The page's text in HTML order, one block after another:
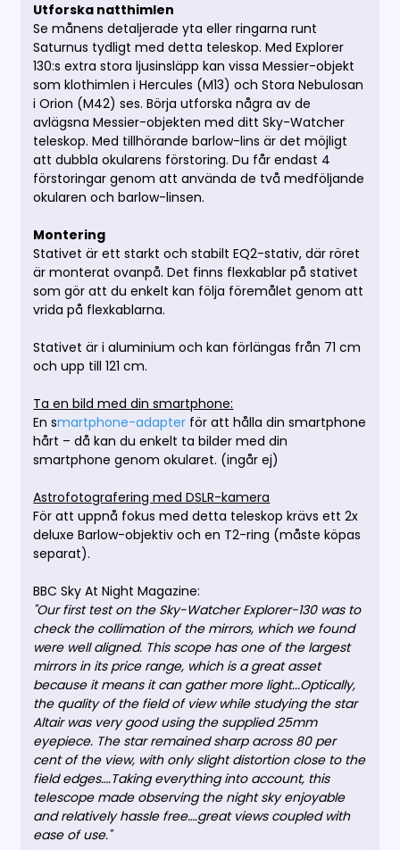
Utforska natthimlen
Se månens detaljerade yta eller ringarna runt
Saturnus tydligt med detta teleskop. Med Explorer
130:s extra stora ljusinsläpp kan vissa Messier-objekt
som klothimlen i Hercules (M13) och Stora Nebulosan
i Orion (M42) ses. Börja utforska några av de
avlägsna Messier-objekten med ditt Sky-Watcher
teleskop. Med tillhörande barlow-lins är det möjligt
att dubbla okularens förstoring. Du får endast 4
förstoringar genom att använda de två medföljande
okularen och barlow-linsen.
Montering
Stativet är ett starkt och stabilt EQ2-stativ, där röret
är monterat ovanpå. Det finns flexkablar på stativet
som gör att du enkelt kan följa föremålet genom att
vrida på flexkablarna.
Stativet är i aluminium och kan förlängas från 71 cm
och upp till 121 cm.
Ta en bild med din smartphone:
En smartphone-adapter för att hålla din smartphone
hårt – då kan du enkelt ta bilder med din
smartphone genom okularet. (ingår ej)
Astrofotografering med DSLR-kamera
För att uppnå fokus med detta teleskop krävs ett 2x
deluxe Barlow-objektiv och en T2-ring (måste köpas
separat).
BBC Sky At Night Magazine:
"Our first test on the Sky-Watcher Explorer-130 was to
check the collimation of the mirrors, which we found
were well aligned. This scope has one of the largest
mirrors in its price range, which is a great asset
because it means it can gather more light...Optically,
the quality of the field of view while studying the star
Altair was very good using the supplied 25mm
eyepiece. The star remained sharp across 80 per
cent of the view, with only slight distortion close to the
field edges….Taking everything into account, this
telescope made observing the night sky enjoyable
and relatively hassle free….great views coupled with
ease of use."